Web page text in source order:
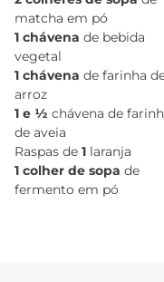
matcha em pó
1 chávena de bebida
vegetal
1 chávena de farinha
arroz
1 e ½ chávena de
de aveia
Raspas de 1 laranja
1 colher de sopa de
fermento em pó